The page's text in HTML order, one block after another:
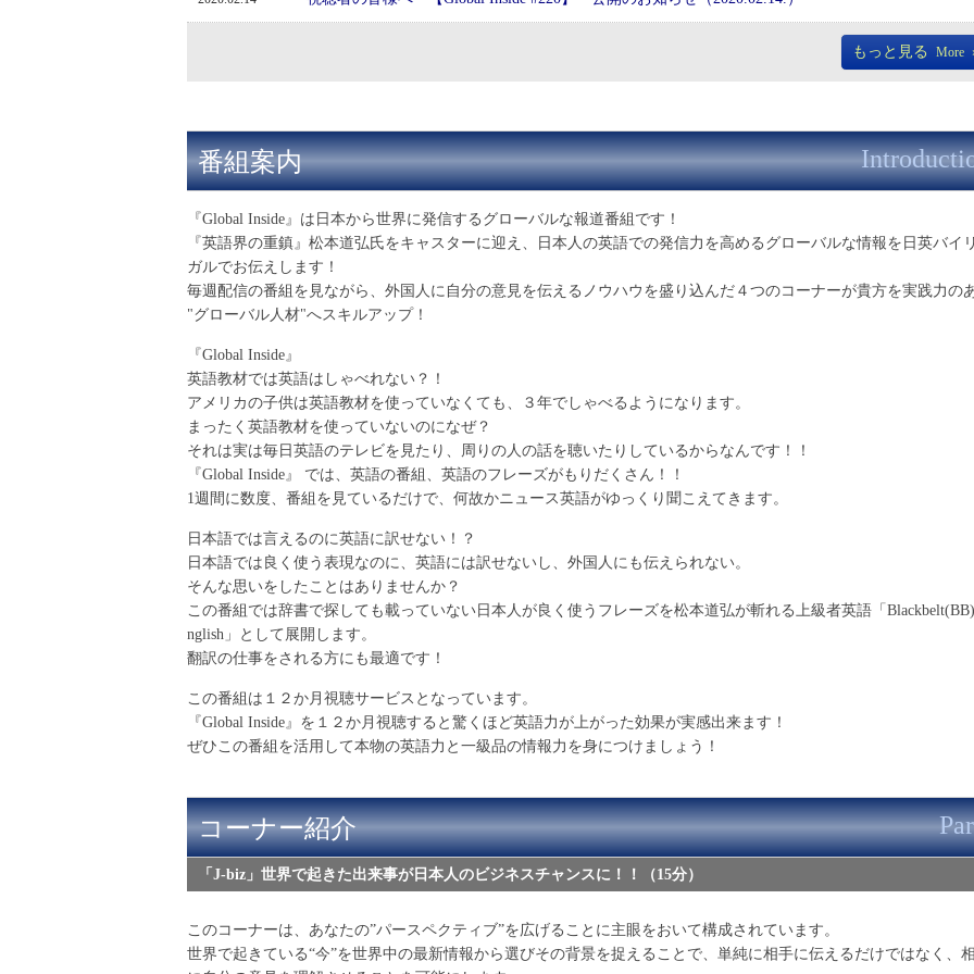
もっと見る More
番組案内
『Global Inside』は日本から世界に発信するグローバルな報道番組です！
『英語界の重鎮』松本道弘氏をキャスターに迎え、日本人の英語での発信力を高めるグローバルな情報を日英バイ
ガルでお伝えします！
毎週配信の番組を見ながら、外国人に自分の意見を伝えるノウハウを盛り込んだ４つのコーナーが貴方を実践力の
"グローバル人材"へスキルアップ！
『Global Inside』
英語教材では英語はしゃべれない？！
アメリカの子供は英語教材を使っていなくても、３年でしゃべるようになります。
まったく英語教材を使っていないのになぜ？
それは実は毎日英語のテレビを見たり、周りの人の話を聴いたりしているからなんです！！
『Global Inside』 では、英語の番組、英語のフレーズがもりだくさん！！
1週間に数度、番組を見ているだけで、何故かニュース英語がゆっくり聞こえてきます。
日本語では言えるのに英語に訳せない！？
日本語では良く使う表現なのに、英語には訳せないし、外国人にも伝えられない。
そんな思いをしたことはありませんか？
この番組では辞書で探しても載っていない日本人が良く使うフレーズを松本道弘が斬れる上級者英語「
nglish」として展開します。
翻訳の仕事をされる方にも最適です！
この番組は１２か月視聴サービスとなっています。
『Global Inside』を１２か月視聴すると驚くほど英語力が上がった効果が実感出来ます！
ぜひこの番組を活用して本物の英語力と一級品の情報力を身につけましょう！
コーナー紹介
「J-biz」世界で起きた出来事が日本人のビジネスチャンスに！！（15分）
このコーナーは、あなたの”パースペクティブ”を広げることに主眼をおいて構成されています。
世界で起きている“今”を世界中の最新情報から選びその背景を捉えることで、単純に相手に伝えるだけではなく、